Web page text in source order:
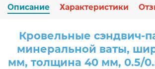
Описание Характеристики
Кровельные сэндвич-
минеральной ваты,
мм, толщина 40 мм, 0.5/